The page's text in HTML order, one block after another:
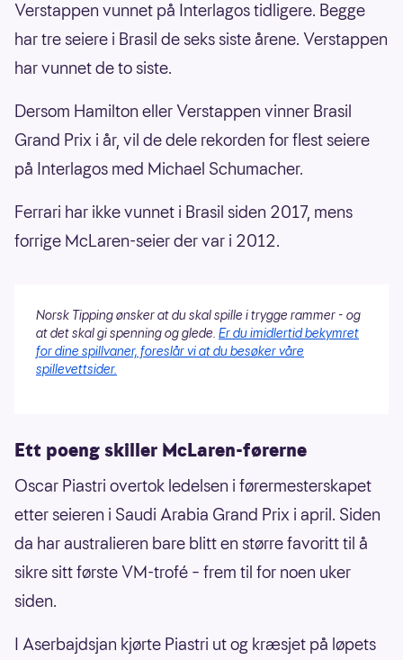
Verstappen vunnet på Interlagos tidligere. Begge
har tre seiere i Brasil de seks siste årene. Verstappen
har vunnet de to siste.
Dersom Hamilton eller Verstappen vinner Brasil
Grand Prix i år, vil de dele rekorden for flest seiere
på Interlagos med Michael Schumacher.
Ferrari har ikke vunnet i Brasil siden 2017, mens
forrige McLaren-seier der var i 2012.
Norsk Tipping ønsker at du skal spille i trygge rammer - og
at det skal gi spenning og glede. Er du imidlertid bekymret
for dine spillvaner, foreslår vi at du besøker våre
spillevettsider.
Ett poeng skiller McLaren-førerne
Oscar Piastri overtok ledelsen i førermesterskapet
etter seieren i Saudi Arabia Grand Prix i april. Siden
da har australieren bare blitt en større favoritt til å
sikre sitt første VM-trofé – frem til for noen uker
siden.
I Aserbajdsjan kjørte Piastri ut og kræsjet på løpets